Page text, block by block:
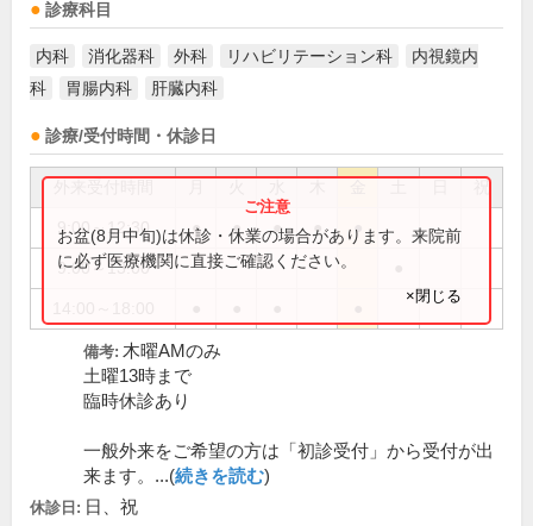
診療科目
内科 消化器科 外科 リハビリテーション科
内視鏡内
科
胃腸内科 肝臓内科
診療/受付時間・休診日
祝
9:00～12:30 ● ● ● ● ●
9:00～13:00
お盆(8月中旬)は休診・休業の場合があります。来院前
に必ず医療機関に直接ご確認ください。
×閉じる
備考: 木曜AMのみ
土曜13時まで
臨時休診あり
一般外来をご希望の方は「初診受付」から受付が出
来ます。...(続きを読む)
休診日: 日、祝